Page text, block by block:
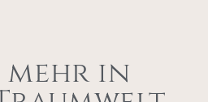
mehr in